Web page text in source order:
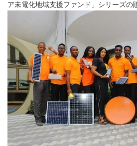
ア未電化地域支援ファンド」シリーズの